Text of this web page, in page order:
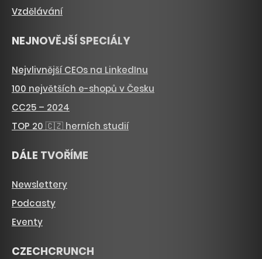
Vzdělávání
NEJNOVĚJŠÍ SPECIÁLY
Nejvlivnější CEOs na LinkedInu
100 největších e-shopů v Česku
CC25 – 2024
TOP 20 🇨🇿 herních studií
DÁLE TVOŘÍME
Newslettery
Podcasty
Eventy
CZECHCRUNCH